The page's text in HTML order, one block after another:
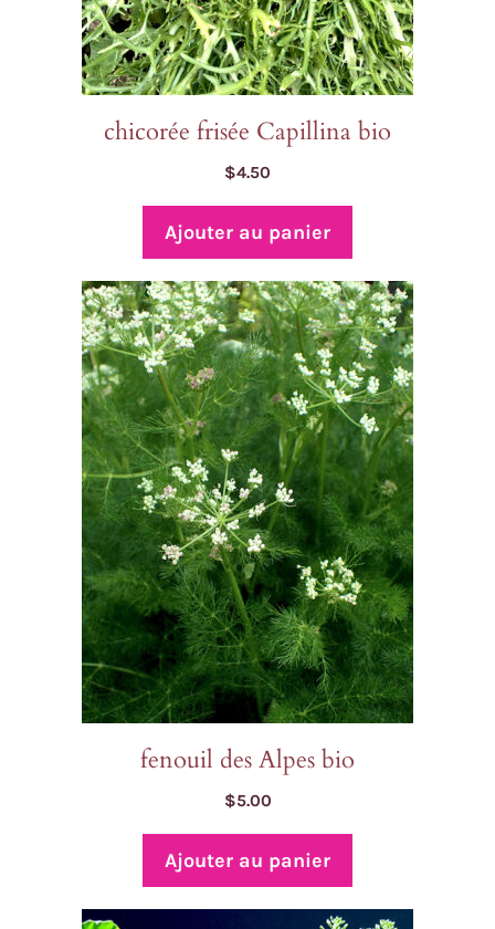
chicorée frisée Capillina bio
$4.50
Ajouter au panier
fenouil des Alpes bio
$5.00
Ajouter au panier